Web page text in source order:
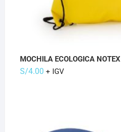
MOCHILA ECOLOGICA
S/4.00 + IGV